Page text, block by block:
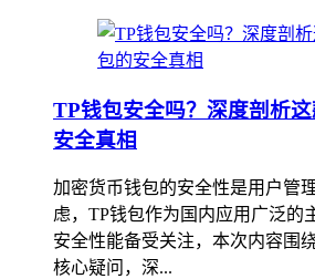
TP钱包安全吗？深度剖析
安全真相
加密货币钱包的安全性是用户管
虑，TP钱包作为国内应用广泛的
安全性能备受关注，本次内容围
核心疑问，深...